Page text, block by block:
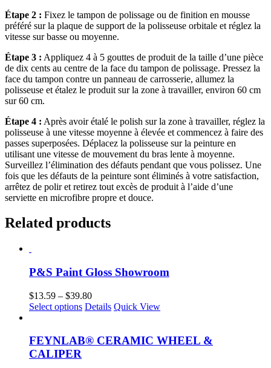
Étape 2 : Fixez le tampon de polissage ou de finition en mousse
préféré sur la plaque de support de la polisseuse orbitale et réglez la
vitesse sur basse ou moyenne.
Étape 3 : Appliquez 4 à 5 gouttes de produit de la taille d’une pièce
de dix cents au centre de la face du tampon de polissage. Pressez la
face du tampon contre un panneau de carrosserie, allumez la
polisseuse et étalez le produit sur la zone à travailler, environ 60 cm
sur 60 cm.
Étape 4 : Après avoir étalé le polish sur la zone à travailler, réglez la
polisseuse à une vitesse moyenne à élevée et commencez à faire des
passes superposées. Déplacez la polisseuse sur la peinture en
utilisant une vitesse de mouvement du bras lente à moyenne.
Surveillez l’élimination des défauts pendant que vous polissez. Une
fois que les défauts de la peinture sont éliminés à votre satisfaction,
arrêtez de polir et retirez tout excès de produit à l’aide d’une
serviette en microfibre propre et douce.
Related products
P&S Paint Gloss Showroom
$13.59 – $39.80Price
range:
$39.80
Select options This
multiple
Details Quick View
FEYNLAB® CERAMIC WHEEL &
CALIPER